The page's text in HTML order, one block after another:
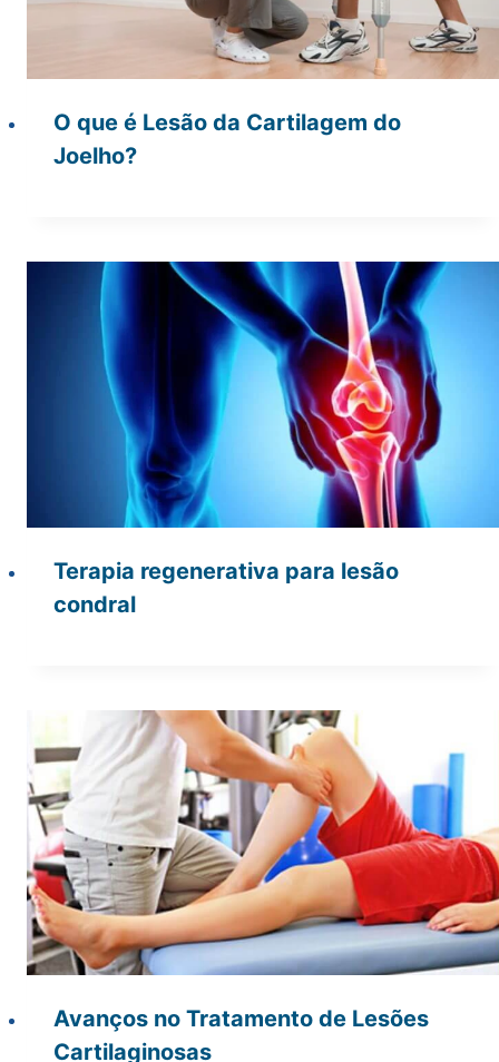
O que é Lesão da Cartilagem do
Joelho?
Terapia regenerativa para lesão
condral
Avanços no Tratamento de Lesões
Cartilaginosas